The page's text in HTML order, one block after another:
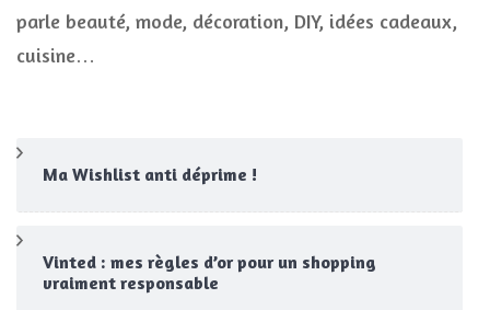
parle beauté, mode, décoration, DIY, idées cadeaux,
cuisine…
Ma Wishlist anti déprime !
Vinted : mes règles d’or pour un shopping
vraiment responsable